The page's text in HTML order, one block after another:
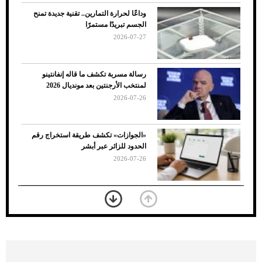
7 نصائح لاختيار لون البنطلون المناسب للقميص
الأسود
وداعًا لحرارة التمارين.. تقنية جديدة تمنح
الجسم تبريدًا مستمرًا
2026-07-27
رسالة مسربة تكشف ما قاله إنفانتينو
لمنتخب الأرجنتين بعد مونديال 2026
2026-07-26
«الجوازات» تكشف طريقة استخراج رقم
الحدود للزائر عبر أبشر
2026-07-26
بعد 7 أشهر من تعرضه لحادث مروع.. جوشوا
يفوز على برينغا بـ"الضربة القاضية" (فيديو)